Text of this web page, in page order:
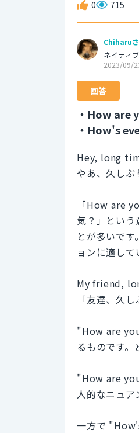
0 715
Chiharu
ネイティ
2023/09/
回答
・How are
・How's
Hey, long
やあ、久しぶ
「How are
気？」という
とが多いで
ョンに適して
My friend,
「友達、久
"How are
るものです。
"How are
人的なニュア
一方で